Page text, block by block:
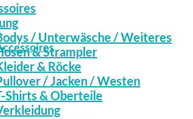
/ Unterwäsche / Weiteres
& Strampler
& Röcke
/ Jacken / Westen
Shirts & Oberteile